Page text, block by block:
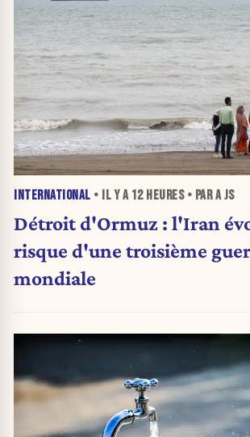
INTERNATIONAL • IL Y A 12 HEURES• PAR A JS
Détroit d'Ormuz : l'Iran
risque d'une troisième
mondiale